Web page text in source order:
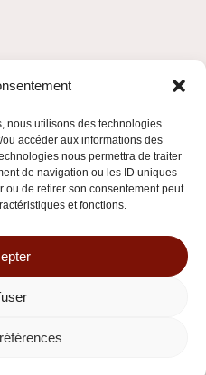
nous utilisons des technologies
accéder aux informations des
nous permettra de traiter
de navigation ou les ID uniques
ou de retirer son consentement peut
et fonctions.